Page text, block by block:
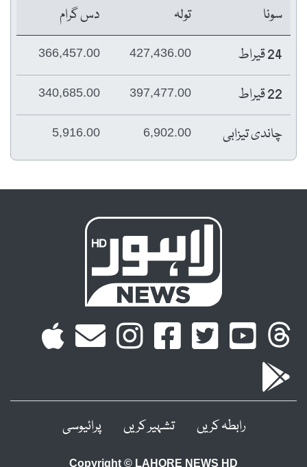
سونا
تولہ
دس گرام
24 قیراط
427,436.00
366,457.00
22 قیراط 397,477.00
340,685.00
چاندی تیزابی 6,902.00
5,916.00
رابطہ کریں تشہیر کریں پرائیوسی
Copyright © LAHORE NEWS HD